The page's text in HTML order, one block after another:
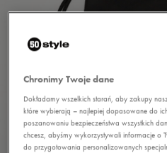
Chronimy Twoje dane
Dokładamy wszelkich starań, aby zakupy
które wybierają – najlepiej dopasowane do
poszanowaniu bezpieczeństwa wszystkich
chcesz, abyśmy wykorzystywali informacje o
do przygotowania personalizowanych